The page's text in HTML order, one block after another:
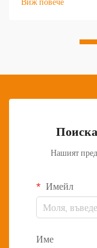
Виж повече
Нашият
Имейл
Име